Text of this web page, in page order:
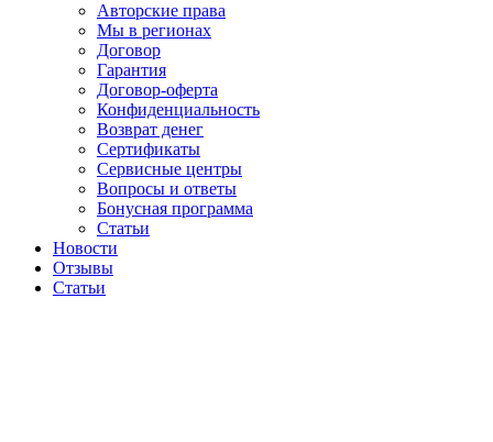
Авторские права
Мы в регионах
Договор
Гарантия
Договор-оферта
Конфиденциальность
Возврат денег
Сертификаты
Сервисные центры
Вопросы и ответы
Бонусная программа
Статьи
Новости
Отзывы
Статьи